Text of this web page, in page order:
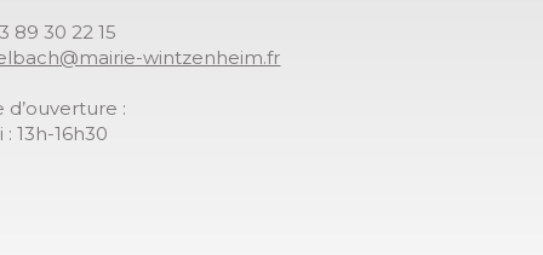
89 30 22 15
wintzenheim.fr
d’ouverture :
: 13h-16h30